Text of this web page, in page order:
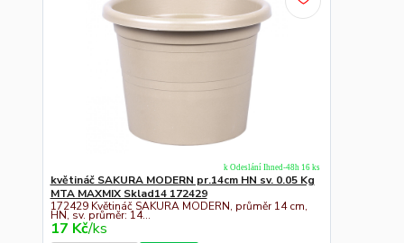
květináč SAKURA MODERN pr.14cm HN sv. 0.05 Kg
MTA MAXMIX Sklad14 172429
172429 Květináč SAKURA MODERN, průměr 14 cm,
HN, sv. průměr: 14...
17 Kč/ks
k Odeslání Ihned-48h 16 ks